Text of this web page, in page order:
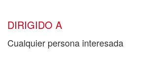
DIRIGIDO A
Cualquier persona interesada